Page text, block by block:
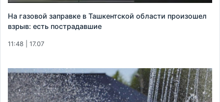
На газовой заправке в Ташкентской области произошел
взрыв: есть пострадавшие
11:48 | 17.07